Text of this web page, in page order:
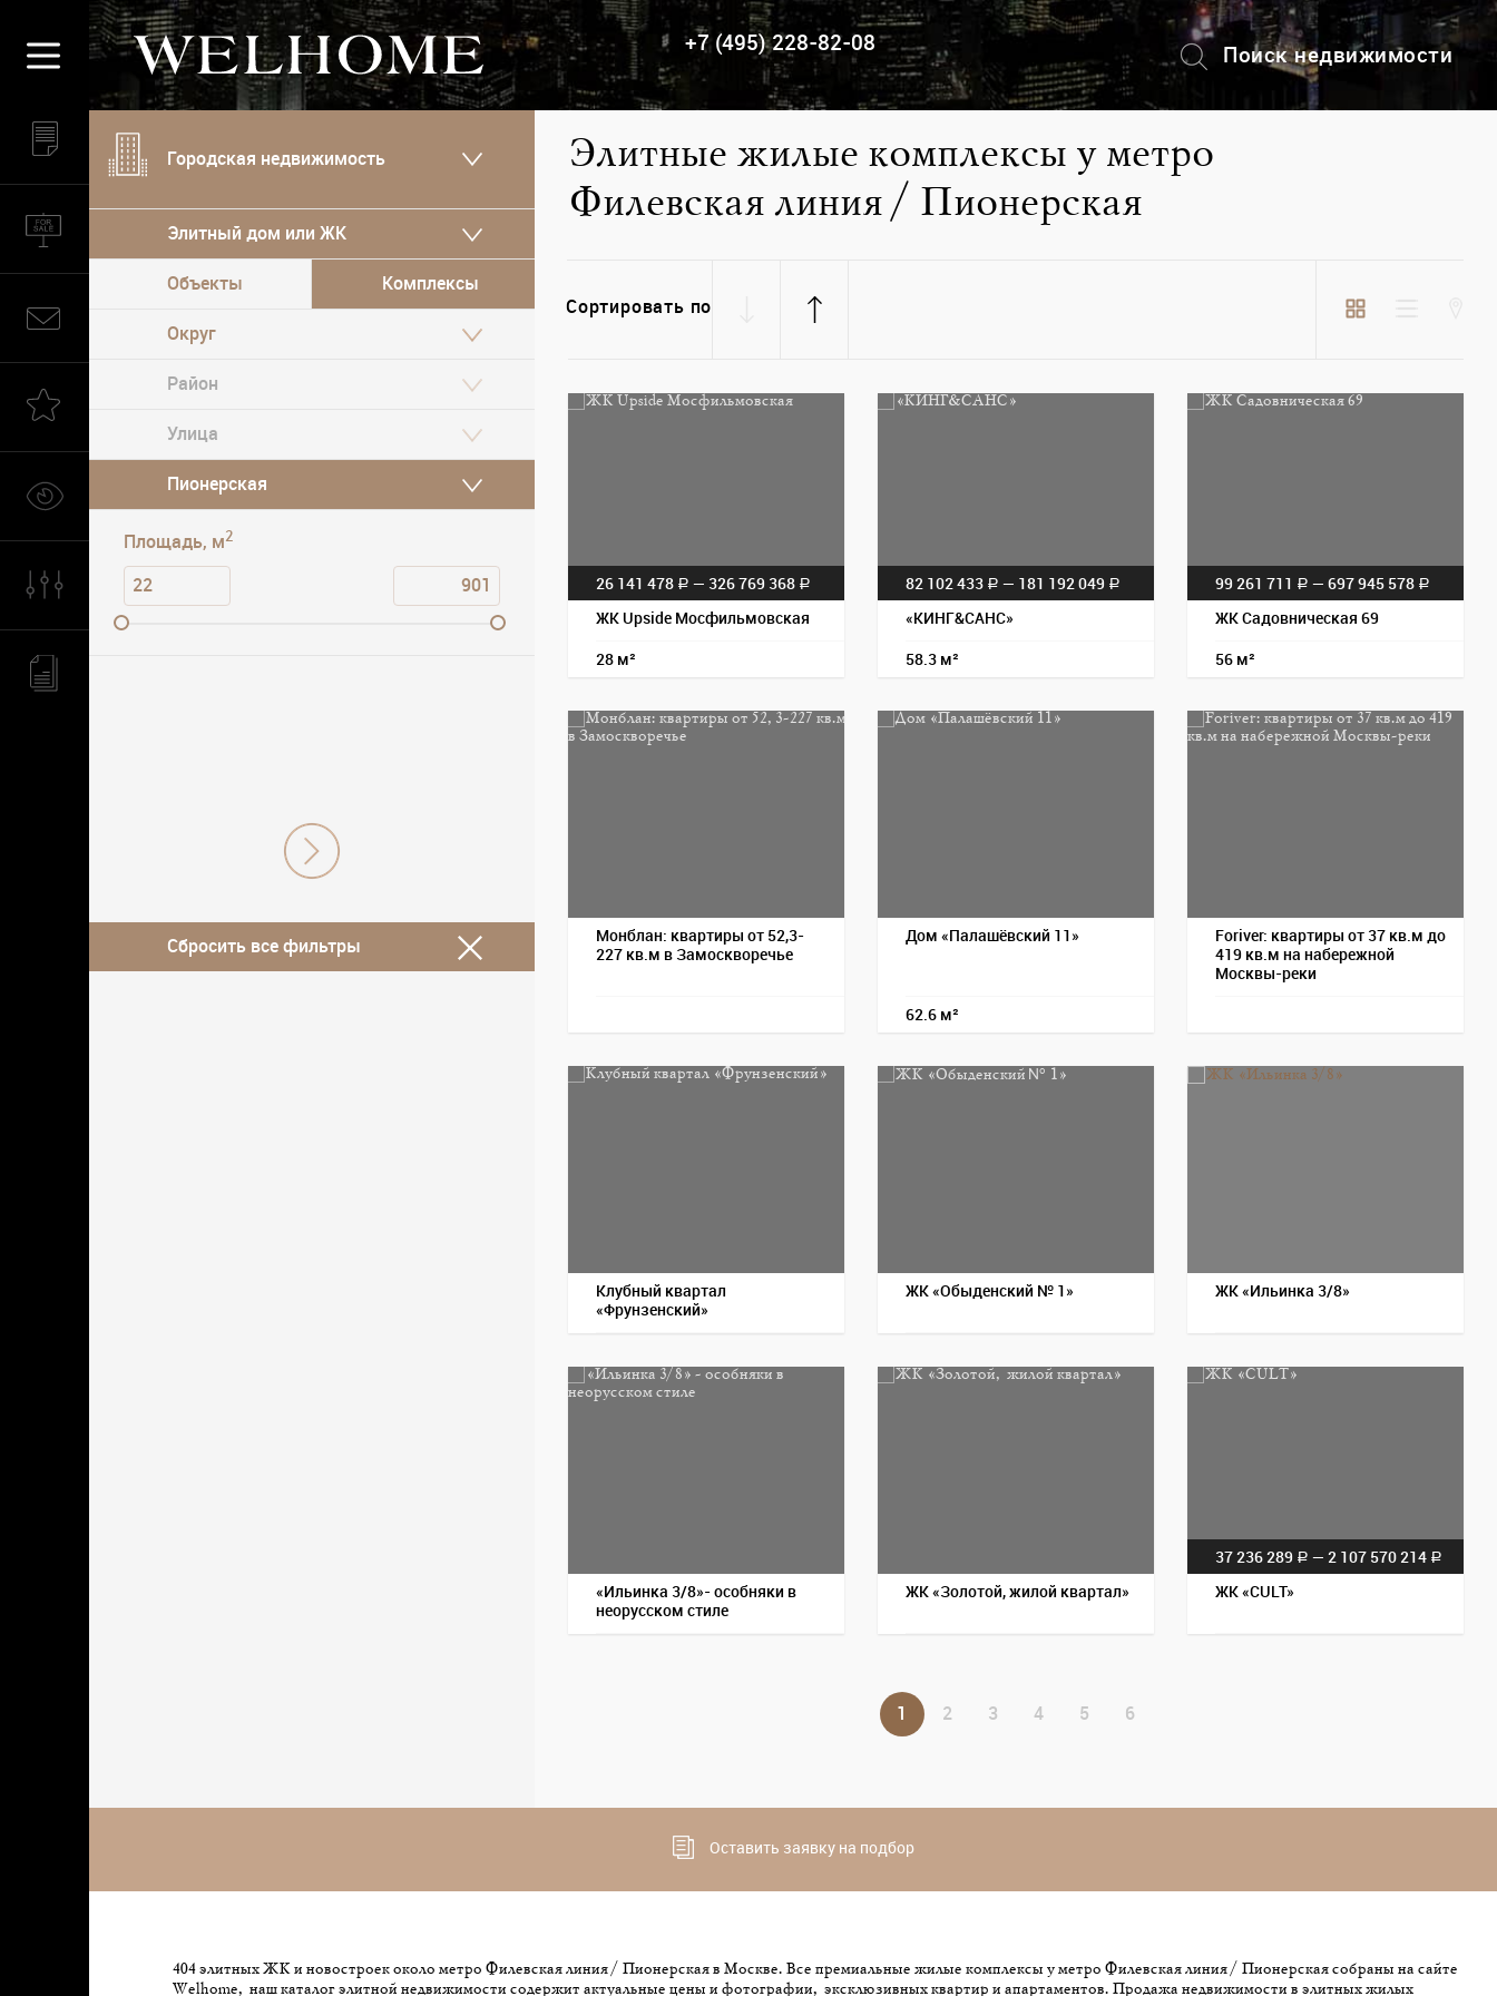
+7 (495) 228-82-08
Поиск недвижимости
+7 (495) 228-82-08
Городская недвижимость
Элитный дом или ЖК
Объекты Комплексы
Округ
Пионерская
Площадь, м2
Сбросить все фильтры
Элитные жилые комплексы у метро
Филевская линия / Пионерская
Сортировать по
26 141 478 a — 326 769 368 a
ЖК Upside Мосфильмовская
28 м²
82 102 433 a — 181 192 049 a
«КИНГ&САНС»
58.3 м²
99 261 711 a — 697 945 578 a
ЖК Садовническая 69
56 м²
Монблан: квартиры от 52,3-
227 кв.м в Замоскворечье
Дом «Палашёвский 11»
62.6 м²
Foriver: квартиры от 37 кв.м до
419 кв.м на набережной
Москвы-реки
Клубный квартал
«Фрунзенский»
ЖК «Обыденский № 1» ЖК «Ильинка 3/8»
«Ильинка 3/8»- особняки в
неорусском стиле
ЖК «Золотой, жилой квартал»
37 236 289 a — 2 107 570 214 a
ЖК «CULT»
1 2 3 4 5 6
Оставить заявку на подбор
404 элитных ЖК и новостроек около метро Филевская линия / Пионерская в Москве. Все премиальные жилые комплексы у метро Филевская линия / Пионерская собраны на сайте
Welhome, наш каталог элитной недвижимости содержит актуальные цены и фотографии, эксклюзивных квартир и апартаментов. Продажа недвижимости в элитных жилых